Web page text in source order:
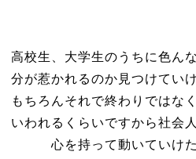
高校生、大学生のうちに色ん
分が惹かれるのか見つけてい
もちろんそれで終わりではな
いわれるくらいですから社会
心を持って動いていけ